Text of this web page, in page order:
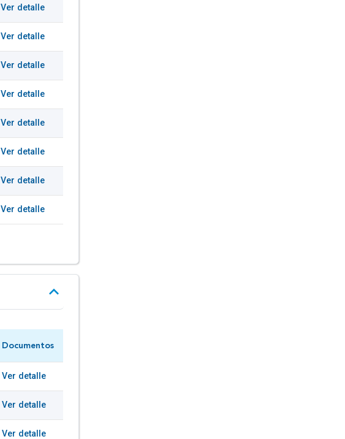
Ver detalle
Ver detalle
Ver detalle
Ver detalle
Ver detalle
Ver detalle
Ver detalle
Ver detalle
Documentos
Ver detalle
Ver detalle
Ver detalle